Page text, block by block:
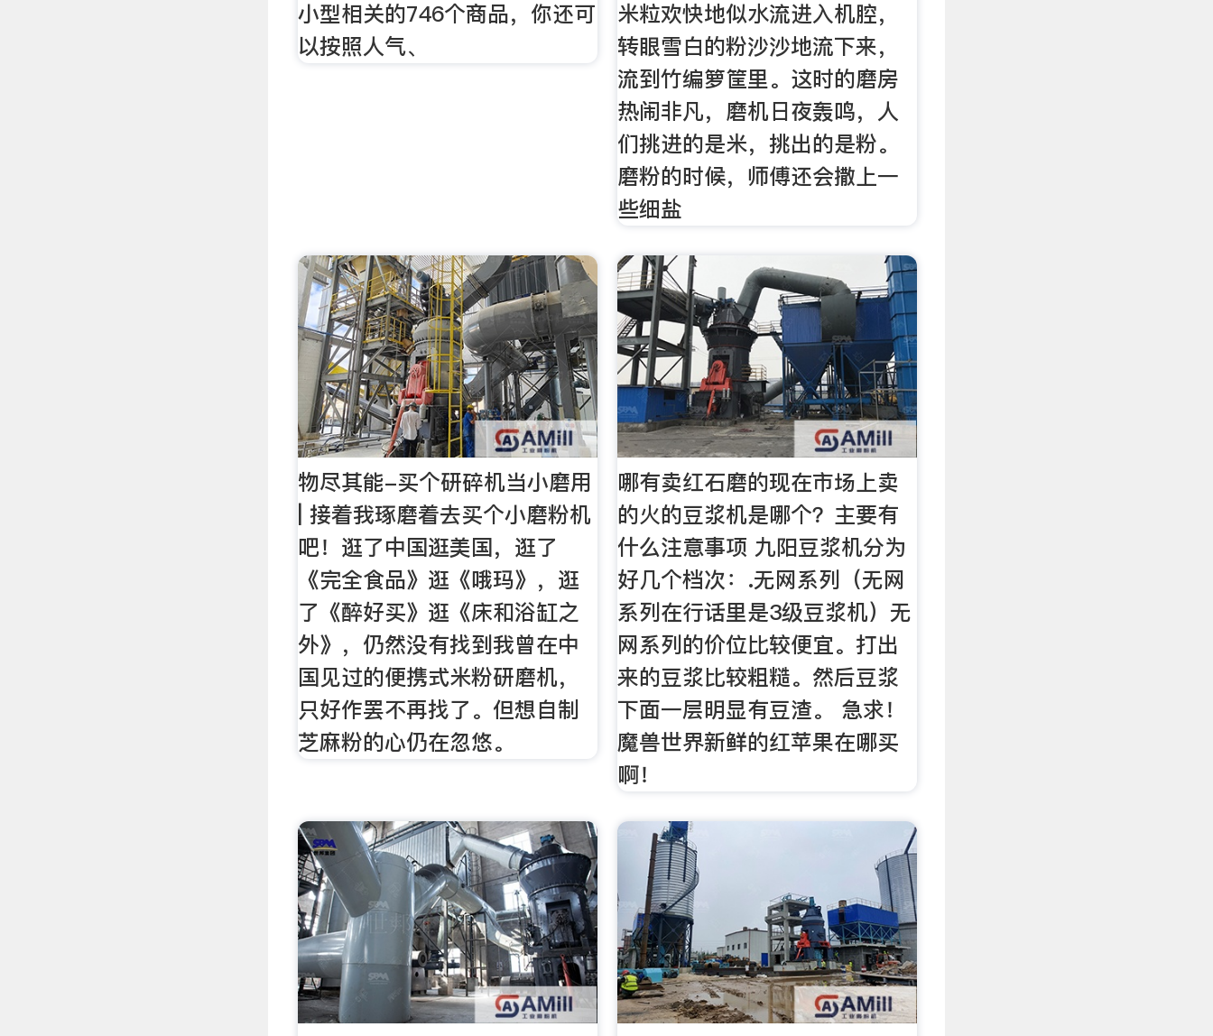
小型相关的746个商品，你还可
以按照人气、
米粒欢快地似水流进入机腔，
转眼雪白的粉沙沙地流下来，
流到竹编箩筐里。这时的磨房
热闹非凡，磨机日夜轰鸣，人
们挑进的是米，挑出的是粉。
磨粉的时候，师傅还会撒上一
些细盐
物尽其能-买个研碎机当小磨用
| 接着我琢磨着去买个小磨粉机
吧！逛了中国逛美国，逛了
《完全食品》逛《哦玛》，逛
了《醉好买》逛《床和浴缸之
外》，仍然没有找到我曾在中
国见过的便携式米粉研磨机，
只好作罢不再找了。但想自制
芝麻粉的心仍在忽悠。
哪有卖红石磨的现在市场上卖
的火的豆浆机是哪个？主要有
什么注意事项 九阳豆浆机分为
好几个档次：.无网系列（无网
系列在行话里是3级豆浆机）无
网系列的价位比较便宜。打出
来的豆浆比较粗糙。然后豆浆
下面一层明显有豆渣。 急求！
魔兽世界新鲜的红苹果在哪买
啊！